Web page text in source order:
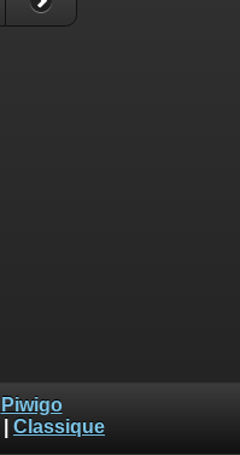
Piwigo
Classique